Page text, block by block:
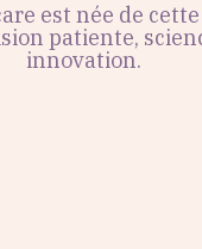
est née de
patiente,
innovation.